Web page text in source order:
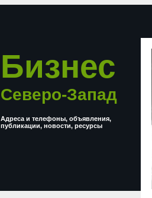
Бизнес
Северо-Запад
Адреса и телефоны, объявления,
публикации, новости, ресурсы